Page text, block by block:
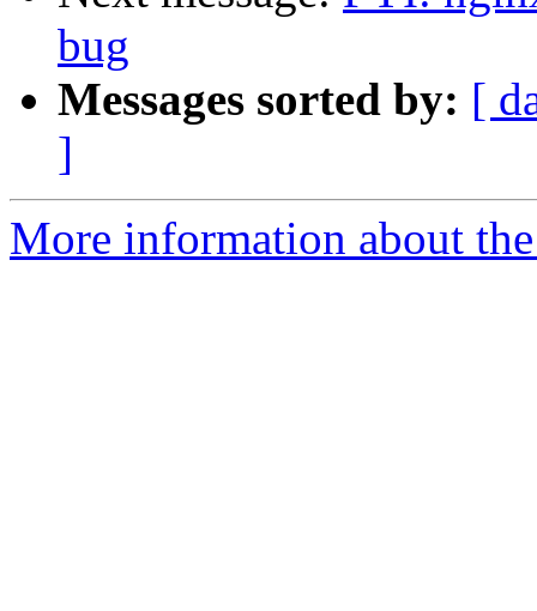
bug
Messages sorted by: [
]
More information about